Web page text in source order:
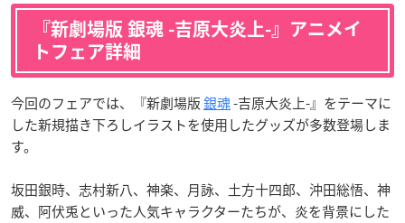
『新劇場版 銀魂 -吉原大炎上-』アニメイ
トフェア詳細
今回のフェアでは、『新劇場版銀魂-吉原大炎上-』をテーマに
した新規描き下ろしイラストを使用したグッズが多数登場しま
す。
坂田銀時、志村新八、神楽、月詠、土方十四郎、沖田総悟、神
威、阿伏兎といった人気キャラクターたちが、炎を背景にした